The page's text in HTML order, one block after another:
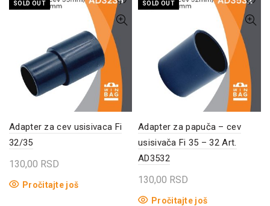
SOLD OUT
Adapter za cev usisivaca Fi
32/35
130,00 RSD
Pročitajte još
SOLD OUT
Adapter za papuča – cev
usisivača Fi 35 – 32 Art.
AD3532
130,00 RSD
Pročitajte još